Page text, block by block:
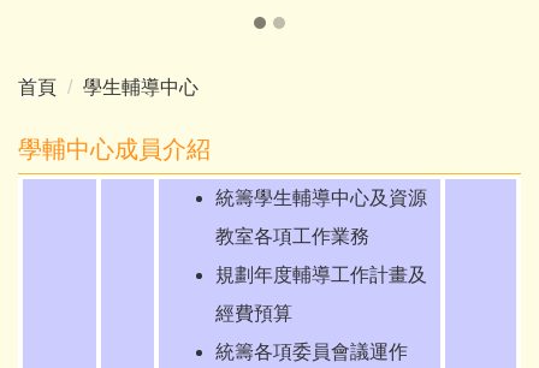
首頁 學生輔導中心
學輔中心成員介紹
統籌學生輔導中心及資源
教室各項工作業務
規劃年度輔導工作計畫及
經費預算
統籌各項委員會議運作